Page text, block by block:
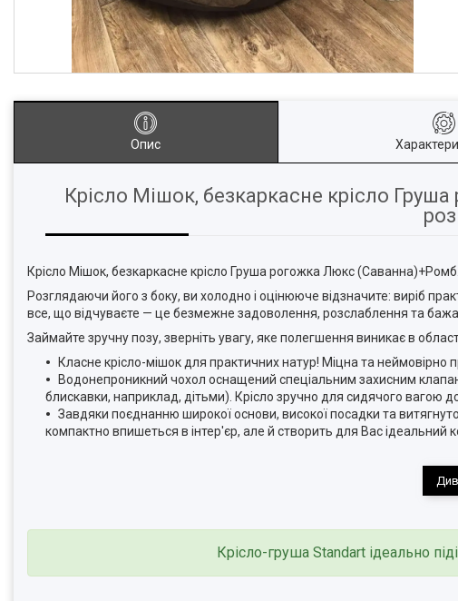
Опис
Крісло Мішок, безкаркасне крісло
Крісло Мішок, безкаркасне крісло Груша рогожка Люкс
Розглядаючи його з боку, ви холодно і оцінююче відзначите: виріб
все, що відчуваєте — це безмежне задоволення, розслаблення та
Займайте зручну позу, зверніть увагу, яке полегшення виникає в
Класне крісло-мішок для практичних натур! Міцна та
Водонепроникний чохол оснащений спеціальним захисним
блискавки, наприклад, дітьми). Крісло зручно для сидячого вагою
Завдяки поєднанню широкої основи, високої посадки та
компактно впишеться в інтер'єр, але й створить для Вас ідеальний
Крісло-груша Standart ідеально